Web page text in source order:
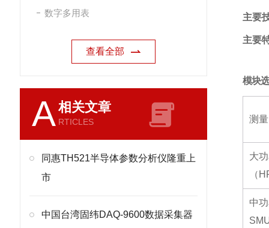
数字多用表
查看全部
A相关文章
RTICLES
同惠TH521半导体参数分析仪隆重上
市
中国台湾固纬DAQ-9600数据采集器
主要
主要
模块
测
大
（
中